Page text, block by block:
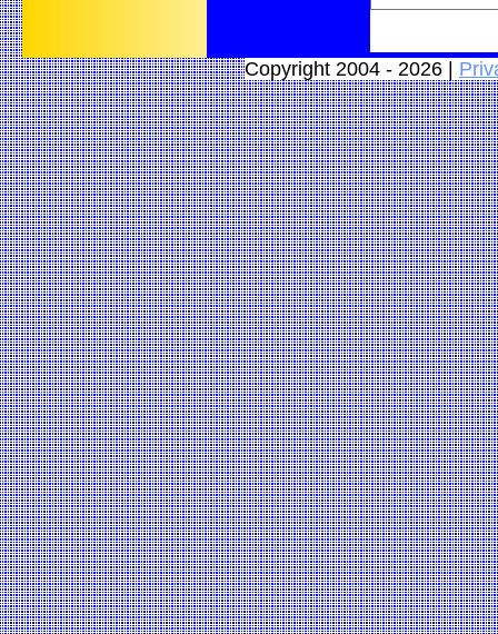
Copyright 2004 - 2026 |